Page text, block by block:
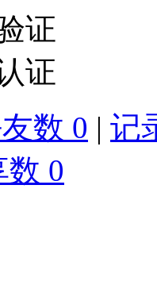
证
证
数 0 | 记
数 0